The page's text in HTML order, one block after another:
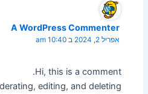
A WordPress Commenter
אפריל 2, 2024 ב 10:40 am
Hi, this is a comment.
editing, and deleting